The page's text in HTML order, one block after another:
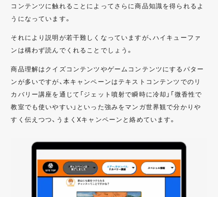
コンテンツに触れることによってさらに商品知識を得られるよ
うになっています。
それにより説明が若干難しくなっていますが、ハイキューファ
ンは構わず読んでくれることでしょう。
商品理解はクイズコンテンツやゲームコンテンツにするパター
ンが多いですが、本キャンペーンはテキストコンテンツでのリ
カバリー講座を通じて「ジェット噴射で瞬時に冷却」「微香性で
教室でも使いやすい」といった強みをマンガ世界観で分かりや
すく伝えつつ、うまくXキャンペーンと絡めています。